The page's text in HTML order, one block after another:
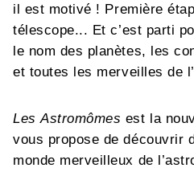
il est motivé ! Première
télescope... Et c’est parti
le nom des planètes, les
et toutes les merveilles de
Les Astromômes est la
vous propose de découvrir
monde merveilleux de